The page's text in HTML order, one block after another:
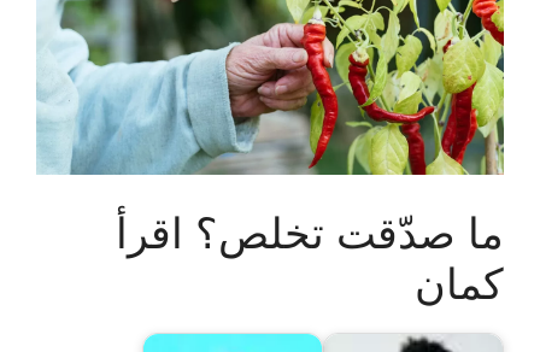
ما صدّقت تخلص؟ اقرأ
كمان